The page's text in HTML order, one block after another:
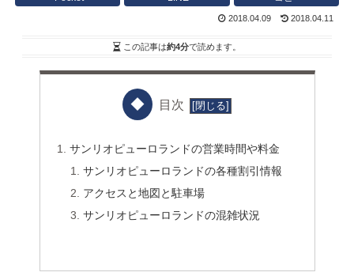
2018.04.09 2018.04.11
この記事は約4分で読めます。
目次
サンリオピューロランドの営業時間や料金
サンリオピューロランドの各種割引情報
アクセスと地図と駐車場
サンリオピューロランドの混雑状況